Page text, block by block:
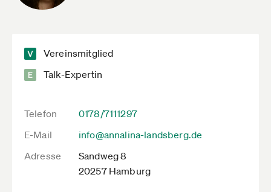
Vereinsmitglied
Talk-Expertin
Telefon
0178/7111297
E-Mail
info@annalina-landsberg.de
Adresse
Sandweg 8
20257 Hamburg